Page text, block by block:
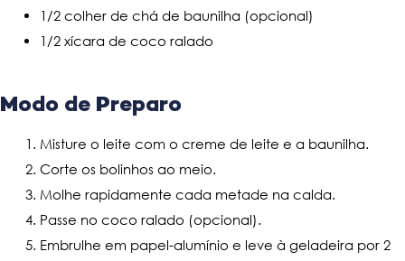
1/2 colher de chá de baunilha (opcional)
1/2 xícara de coco ralado
Modo de Preparo
Misture o leite com o creme de leite e a baunilha.
Corte os bolinhos ao meio.
Molhe rapidamente cada metade na calda.
Passe no coco ralado (opcional).
Embrulhe em papel-alumínio e leve à geladeira por 2